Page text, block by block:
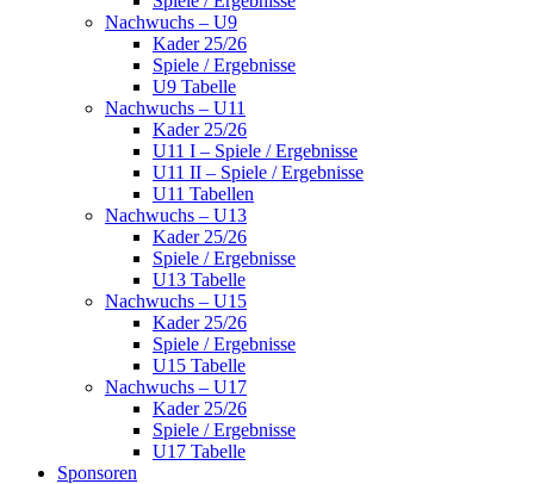
Nachwuchs – U9
Kader 25/26
Spiele / Ergebnisse
U9 Tabelle
Nachwuchs – U11
Kader 25/26
U11 I – Spiele / Ergebnisse
U11 II – Spiele / Ergebnisse
U11 Tabellen
Nachwuchs – U13
Kader 25/26
Spiele / Ergebnisse
U13 Tabelle
Nachwuchs – U15
Kader 25/26
Spiele / Ergebnisse
U15 Tabelle
Nachwuchs – U17
Kader 25/26
Spiele / Ergebnisse
U17 Tabelle
Sponsoren